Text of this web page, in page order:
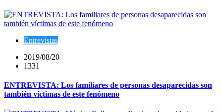
Entrevistas
2019/08/20
1331
ENTREVISTA: Los familiares de personas desaparecidas son
también víctimas de este fenómeno